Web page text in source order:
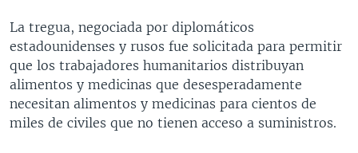
La tregua, negociada por diplomáticos
estadounidenses y rusos fue solicitada para permitir
que los trabajadores humanitarios distribuyan
alimentos y medicinas que desesperadamente
necesitan alimentos y medicinas para cientos de
miles de civiles que no tienen acceso a suministros.